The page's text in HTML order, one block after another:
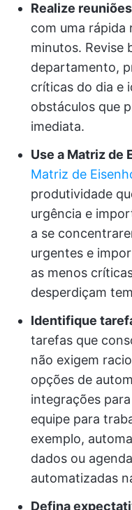
Realize
com uma rápida
minutos. Revise
departamento,
críticas do dia e
obstáculos que
imediata.
Use a Matriz de
Matriz de
produtividade
urgência e
a se
urgentes e
as menos
desperdiçam
Identifique
tarefas que
não exigem
opções de
integrações
equipe para
exemplo,
dados ou
automatizadas
Defina